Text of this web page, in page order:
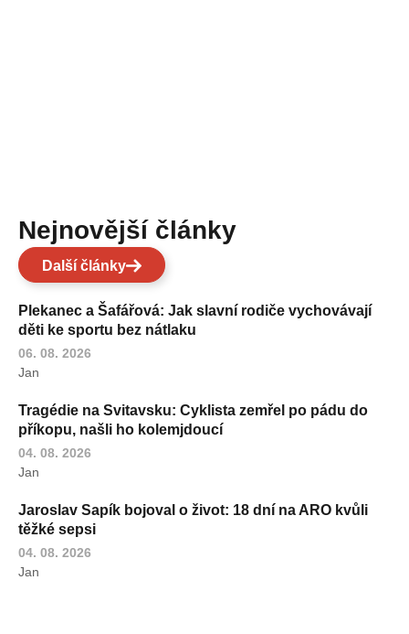
Nejnovější články
Další články
Plekanec a Šafářová: Jak slavní rodiče vychovávají
děti ke sportu bez nátlaku
06. 08. 2026
Jan
Tragédie na Svitavsku: Cyklista zemřel po pádu do
příkopu, našli ho kolemjdoucí
04. 08. 2026
Jan
Jaroslav Sapík bojoval o život: 18 dní na ARO kvůli
těžké sepsi
04. 08. 2026
Jan